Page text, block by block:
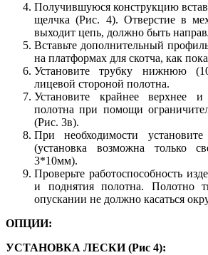
Получившуюся конструкцию
щелчка (Рис. 4). Отверстие в
выходит цепь, должно быть
Вставьте дополнительный
на платформах для скотча, как
Установите трубку нижнюю
лицевой стороной полотна.
Установите крайнее верхнее
полотна при помощи
(Рис. 3в).
При необходимости
(установка возможна только
3*10мм).
Проверьте работоспособность
и поднятия полотна. Полотно
опускании не должно касаться
ОПЦИИ:
УСТАНОВКА ЛЕСКИ (Рис 4):